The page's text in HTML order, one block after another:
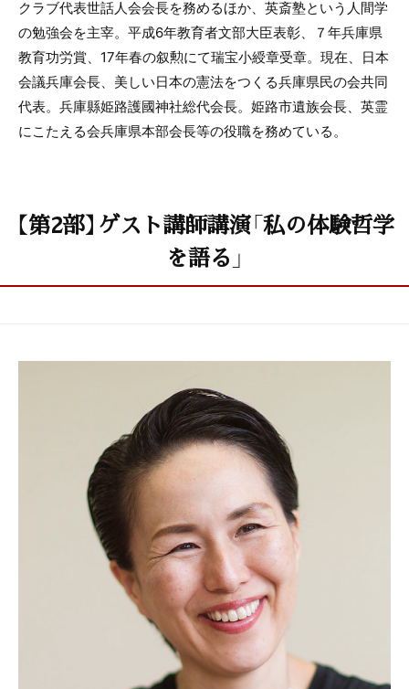
クラブ代表世話人会会長を務めるほか、英斎塾という人間学
の勉強会を主宰。平成6年教育者文部大臣表彰、７年兵庫県
教育功労賞、17年春の叙勲にて瑞宝小綬章受章。現在、日本
会議兵庫会長、美しい日本の憲法をつくる兵庫県民の会共同
代表。兵庫縣姫路護國神社総代会長。姫路市遺族会長、英霊
にこたえる会兵庫県本部会長等の役職を務めている。
【第2部】ゲスト講師講演「私の体験哲学
を語る」